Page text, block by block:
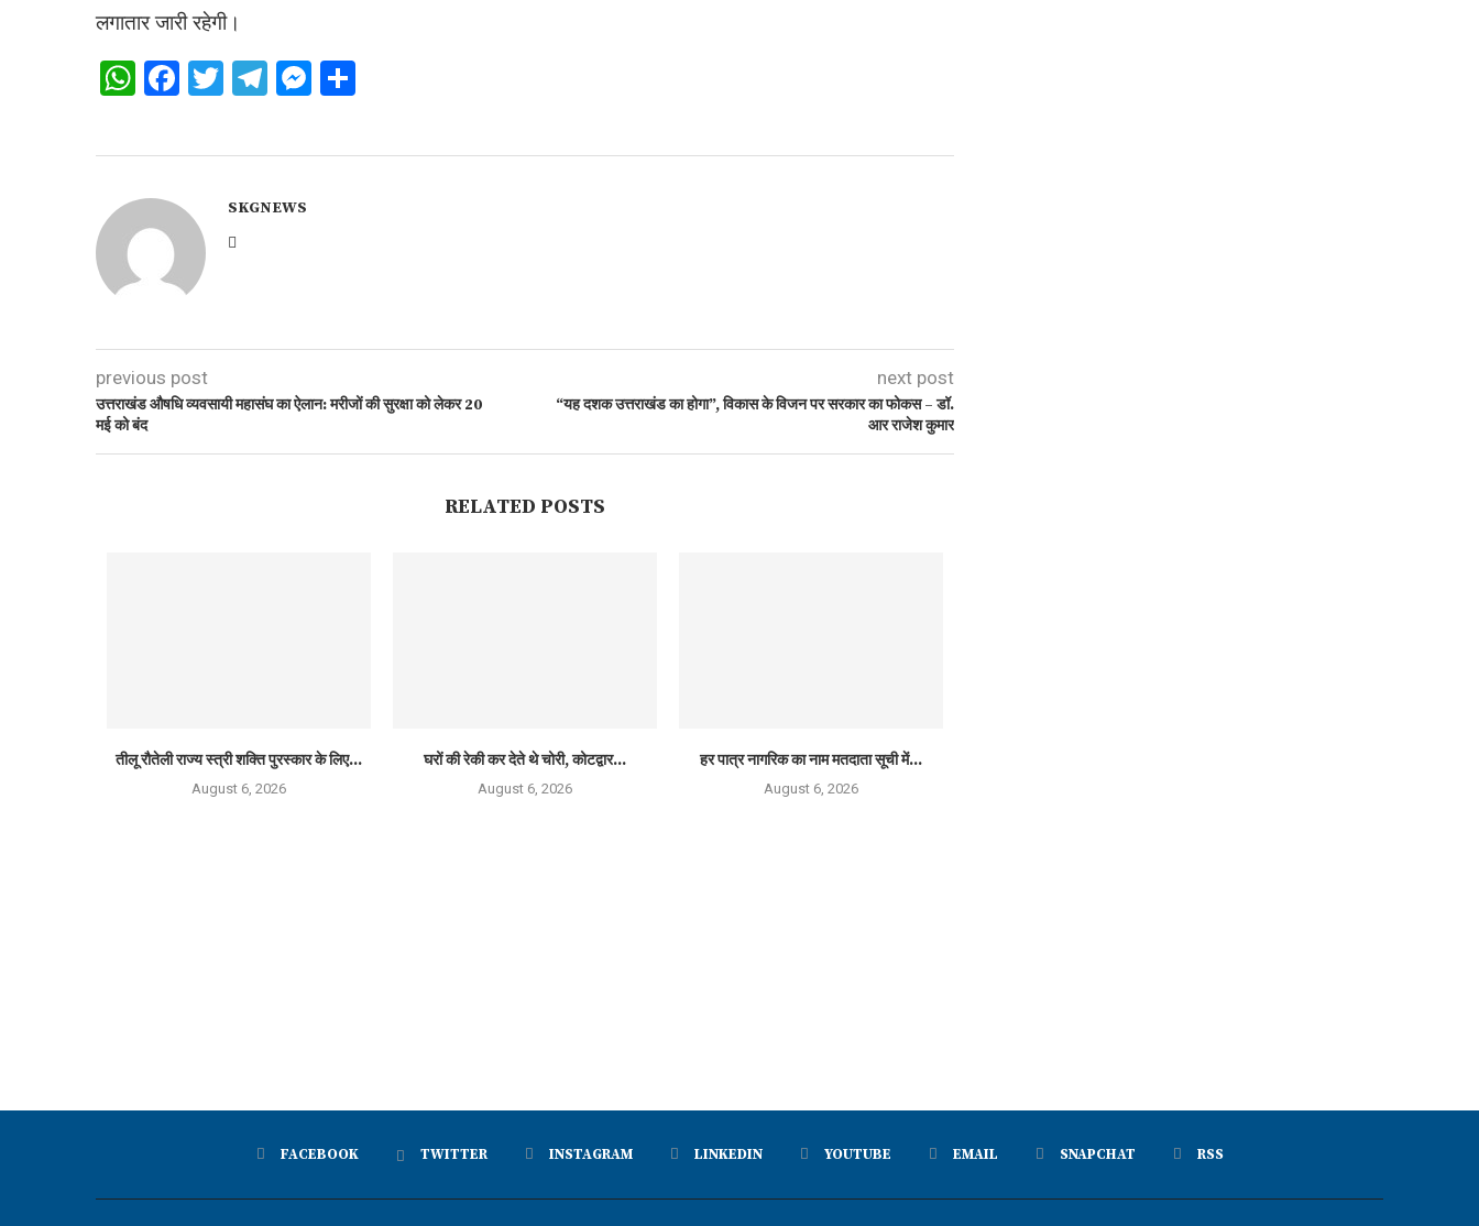
लगातार जारी रहेगी।
WhatsApp
Facebook
Twitter
Telegram
Messenger
SKGNEWS
previous post
उत्तराखंड औषधि व्यवसायी महासंघ का ऐलान: मरीजों की सुरक्षा को लेकर 20
मई को बंद
next post
“यह दशक उत्तराखंड का होगा”, विकास के विजन पर सरकार का फोकस – डॉ.
आर राजेश कुमार
RELATED POSTS
तीलू रौतेली राज्य स्त्री शक्ति पुरस्कार के लिए...
August 6, 2026
घरों की रेकी कर देते थे चोरी, कोटद्वार...
August 6, 2026
हर पात्र नागरिक का नाम मतदाता सूची में...
August 6, 2026
FACEBOOK TWITTER INSTAGRAM LINKEDIN YOUTUBE EMAIL SNAPCHAT RSS